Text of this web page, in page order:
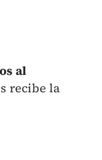
al
recibe la